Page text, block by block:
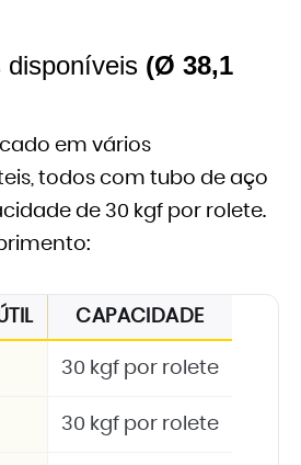
disponíveis (Ø 38,1
em vários
todos com tubo de aço
de 30 kgf por rolete.
CAPACIDADE
30 kgf por rolete
30 kgf por rolete